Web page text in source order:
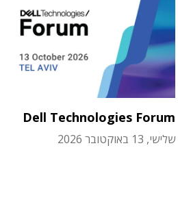
Dell Technologies Forum
שלישי, 13 באוקטובר 2026